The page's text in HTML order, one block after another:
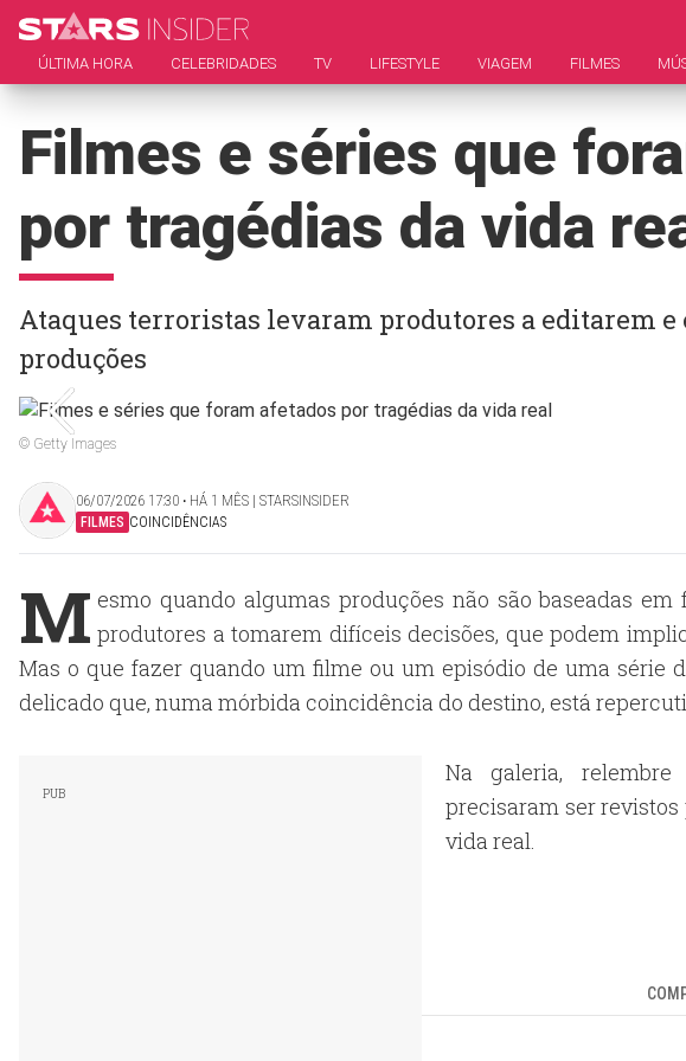
ÚLTIMA HORA CELEBRIDADES TV LIFESTYLE VIAGEM FILMES
Filmes e séries que
por tragédias da vida
Ataques terroristas levaram produtores a editarem
produções
© Getty Images
06/07/2026 17:30 ‧ HÁ 1 MÊS | STARSINSIDER
FILMES COINCIDÊNCIAS
M esmo quando algumas produções não são baseadas
produtores a tomarem difíceis decisões, que podem
Mas o que fazer quando um filme ou um episódio de uma série
delicado que, numa mórbida coincidência do destino, está
Na galeria,
precisaram ser
vida real.